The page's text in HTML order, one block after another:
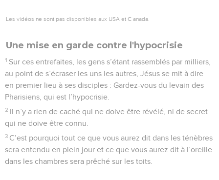
Les vidéos ne sont pas disponibles aux USA et C anada.
Une mise en garde contre l'hypocrisie
1 Sur ces entrefaites, les gens s’étant rassemblés par milliers,
au point de s’écraser les uns les autres, Jésus se mit à dire
en premier lieu à ses disciples : Gardez-vous du levain des
Pharisiens, qui est l’hypocrisie.
2 Il n’y a rien de caché qui ne doive être révélé, ni de secret
qui ne doive être connu.
3 C’est pourquoi tout ce que vous aurez dit dans les ténèbres
sera entendu en plein jour et ce que vous aurez dit à l’oreille
dans les chambres sera prêché sur les toits.